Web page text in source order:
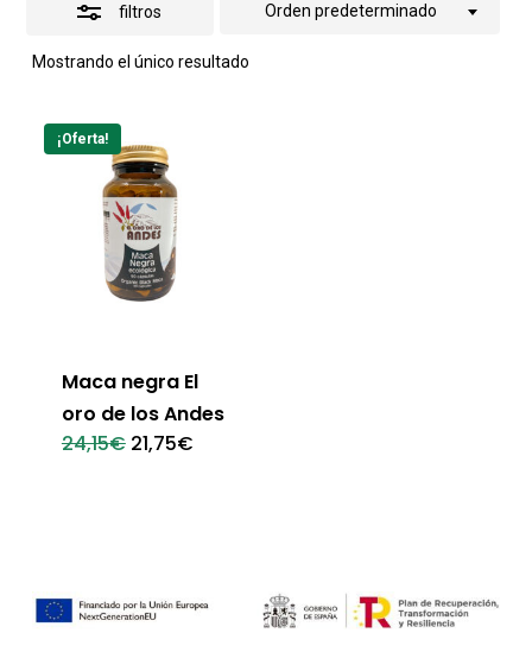
filtros
Mostrando el único resultado
Orden predeterminado
¡Oferta!
Maca negra El
oro de los Andes
24,15€ El
precio
21,75€El